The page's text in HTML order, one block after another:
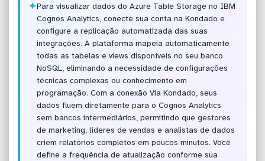
✦Para visualizar dados do Azure Table Storage no IBM
Cognos Analytics, conecte sua conta na Kondado e
configure a replicação automatizada das suas
integrações. A plataforma mapeia automaticamente
todas as tabelas e views disponíveis no seu banco
NoSQL, eliminando a necessidade de configurações
técnicas complexas ou conhecimento em
programação. Com a conexão Via Kondado, seus
dados fluem diretamente para o Cognos Analytics
sem bancos intermediários, permitindo que gestores
de marketing, líderes de vendas e analistas de dados
criem relatórios completos em poucos minutos. Você
define a frequência de atualização conforme sua